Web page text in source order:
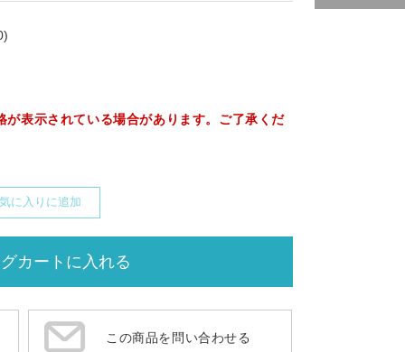
が表示されている場合があります。ご了承くだ
に入りに追加
この商品を問い合わせる